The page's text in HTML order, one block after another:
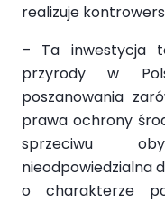
realizuje
– Ta inwestycja
przyrody w
poszanowania
prawa ochrony
sprzeciwu
nieodpowiedzialna
o charakterze